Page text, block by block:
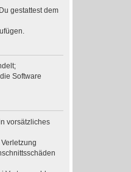
gestattest dem
Software
vorsätzliches